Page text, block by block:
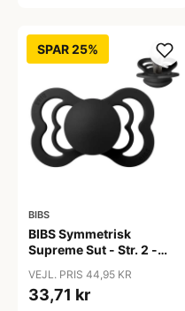
SPAR 25%
BIBS
BIBS Symmetrisk
Supreme Sut - Str. 2 -
VEJL. PRIS 44,95 KR
33,71 kr